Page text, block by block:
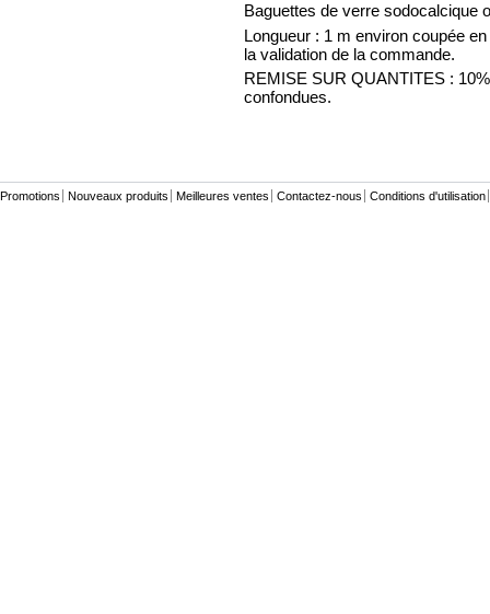
Baguettes de verre sodocalcique
Longueur : 1 m environ coupée
la validation de la commande.
REMISE SUR QUANTITES :
confondues.
Promotions Nouveaux produits Meilleures ventes Contactez-nous Conditions d'utilisation